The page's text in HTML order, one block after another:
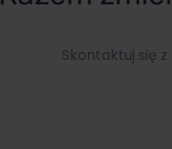
Skontaktuj się